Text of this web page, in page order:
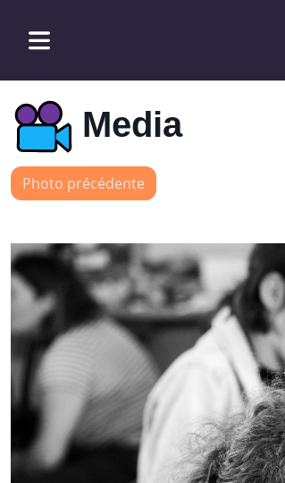
Media
Photo précédente